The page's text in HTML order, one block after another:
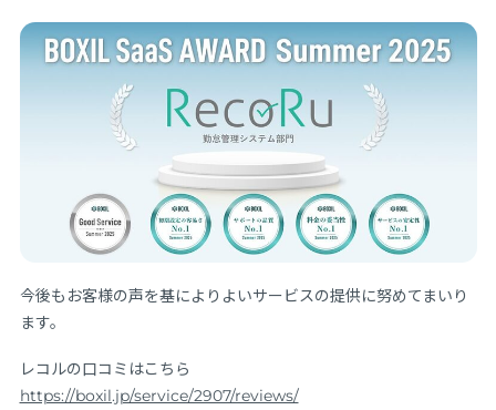
今後もお客様の声を基によりよいサービスの提供に努めてまいり
ます。
レコルの口コミはこちら
https://boxil.jp/service/2907/reviews/